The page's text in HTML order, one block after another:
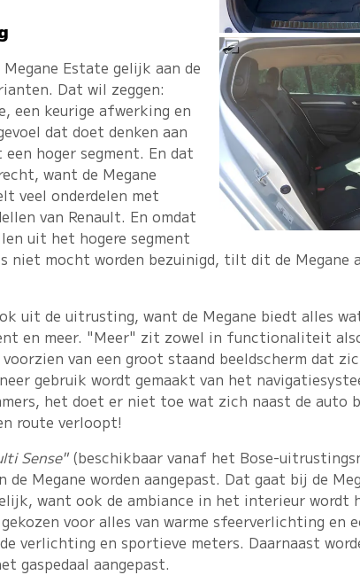
Estate gelijk aan de
Dat wil zeggen:
een keurige afwerking en
dat doet denken aan
hoger segment. En dat
want de Megane
veel onderdelen met
van Renault. En omdat
uit het hogere segment
niet mocht worden bezuinigd, tilt dit de Megane
uit de uitrusting, want de Megane biedt alles
en meer. "Meer" zit zowel in functionaliteit
van een groot staand beeldscherm dat
gebruik wordt gemaakt van het
het doet er niet toe wat zich naast de auto
route verloopt!
Sense"(beschikbaar vanaf het Bose-
de Megane worden aangepast. Dat gaat bij de
want ook de ambiance in het interieur wordt
voor alles van warme sfeerverlichting en
verlichting en sportieve meters. Daarnaast
gaspedaal aangepast.